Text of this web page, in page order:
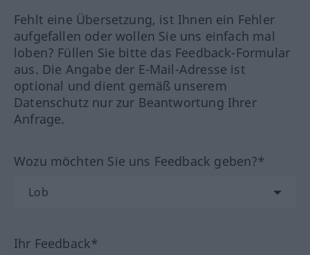
Fehlt eine Übersetzung, ist Ihnen ein Fehler
aufgefallen oder wollen Sie uns einfach mal
loben? Füllen Sie bitte das Feedback-Formular
aus. Die Angabe der E-Mail-Adresse ist
optional und dient gemäß unserem
Datenschutz nur zur Beantwortung Ihrer
Anfrage.
Wozu möchten Sie uns Feedback geben?*
Ihr Feedback*